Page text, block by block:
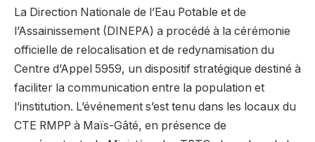
La Direction Nationale de l’Eau Potable et de
l’Assainissement (DINEPA) a procédé à la cérémonie
officielle de relocalisation et de redynamisation du
Centre d’Appel 5959, un dispositif stratégique destiné à
faciliter la communication entre la population et
l’institution. L’événement s’est tenu dans les locaux du
CTE RMPP à Maïs-Gâté, en présence de